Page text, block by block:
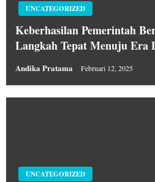
UNCATEGORIZED
Keberhasilan Pemerintah
Langkah Tepat Menuju Era
Andika Pratama Februari 12, 2025
UNCATEGORIZED